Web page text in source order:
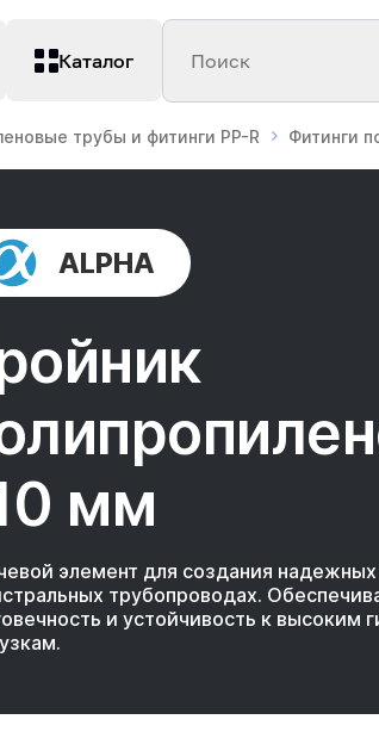
Каталог Поиск
трубы и фитинги PP-R Фитинги
ALPHA
мм
элемент для создания надежных
трубопроводах.
и устойчивость к высоким